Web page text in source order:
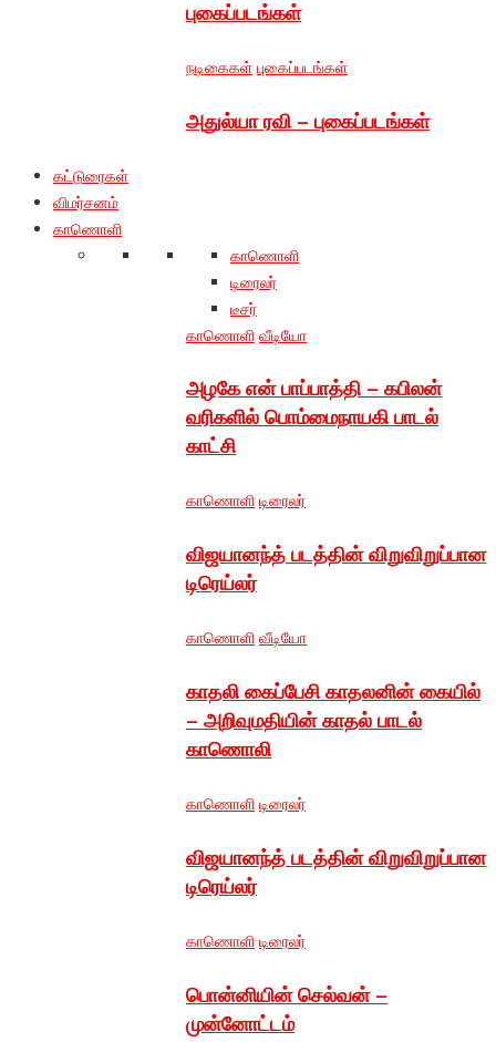
புகைப்படங்கள்
நடிகைகள் புகைப்படங்கள்
அதுல்யா ரவி – புகைப்படங்கள்
கட்டுரைகள்
விமர்சனம்
காணொளி
காணொளி
டிரைலர்
டீசர்
காணொளி வீடியோ
அழகே என் பாப்பாத்தி – கபிலன்
வரிகளில் பொம்மைநாயகி பாடல்
காட்சி
காணொளி டிரைலர்
விஜயானந்த் படத்தின் விறுவிறுப்பான
டிரெய்லர்
காணொளி வீடியோ
காதலி கைப்பேசி காதலனின் கையில்
– அறிவுமதியின் காதல் பாடல்
காணொலி
காணொளி டிரைலர்
விஜயானந்த் படத்தின் விறுவிறுப்பான
டிரெய்லர்
காணொளி டிரைலர்
பொன்னியின் செல்வன் –
முன்னோட்டம்